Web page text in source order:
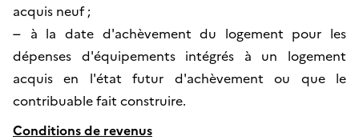
acquis neuf ;
– à la date d'achèvement du logement pour les
dépenses d'équipements intégrés à un logement
acquis en l'état futur d'achèvement ou que le
contribuable fait construire.
Conditions de revenus